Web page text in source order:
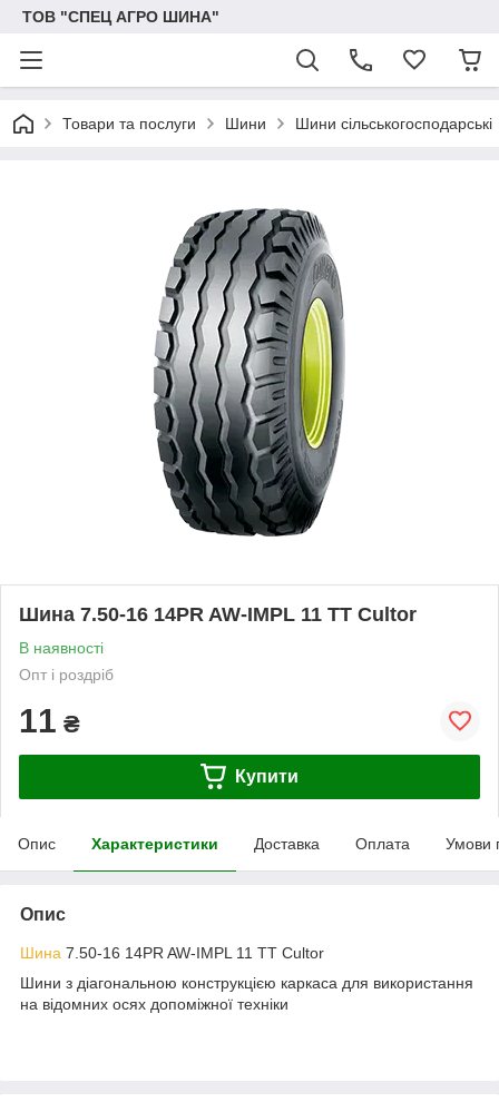
ТОВ "СПЕЦ АГРО ШИНА"
Товари та послуги Шини Шини сільськогосподарські
Шина 7.50-16 14PR AW-IMPL 11 TT Cultor
В наявності
Опт і роздріб
11 ₴
Купити
Опис Характеристики Доставка Оплата Умови
Опис
Шина 7.50-16 14PR AW-IMPL 11 TT Cultor
Шини з діагональною конструкцією каркаса для використання
на відомних осях допоміжної техніки